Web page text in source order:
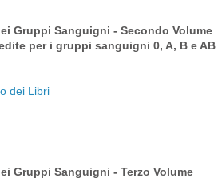
Gruppi Sanguigni - Secondo Volume
per i gruppi sanguigni 0, A, B e AB
dei Libri
Gruppi Sanguigni - Terzo Volume